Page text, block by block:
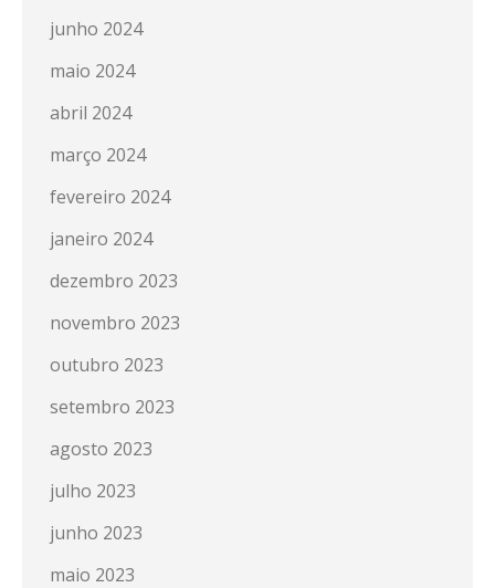
junho 2024
maio 2024
abril 2024
março 2024
fevereiro 2024
janeiro 2024
dezembro 2023
novembro 2023
outubro 2023
setembro 2023
agosto 2023
julho 2023
junho 2023
maio 2023